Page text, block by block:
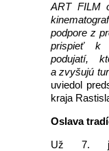
ART FILM
podpore z
prispieť k
podujatí,
a zvyšujú
uviedol
kraja
Oslava
Už 7.